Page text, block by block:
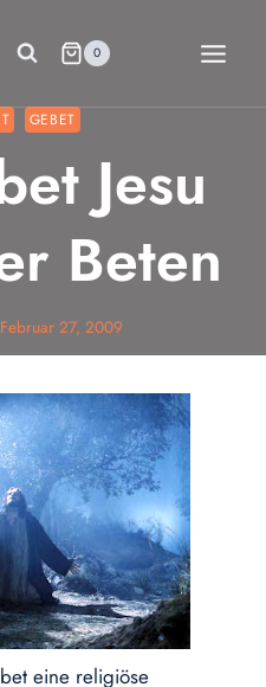
0
GEBET
Jesu
Beten
Februar 27, 2009
eine religiöse